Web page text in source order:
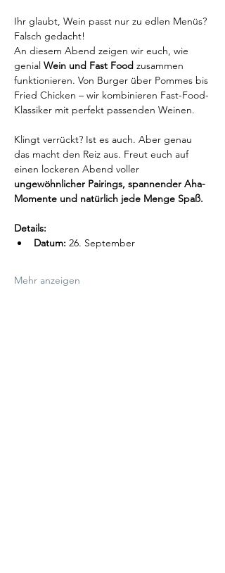
Ihr glaubt, Wein passt nur zu edlen Menüs?
Falsch gedacht!
An diesem Abend zeigen wir euch, wie
genial Wein und Fast Food zusammen
funktionieren. Von Burger über Pommes bis
Fried Chicken – wir kombinieren Fast-Food-
Klassiker mit perfekt passenden Weinen.
Klingt verrückt? Ist es auch. Aber genau
das macht den Reiz aus. Freut euch auf
einen lockeren Abend voller
ungewöhnlicher Pairings, spannender Aha-
Momente und natürlich jede Menge Spaß.
Details:
Datum: 26. September
Mehr anzeigen